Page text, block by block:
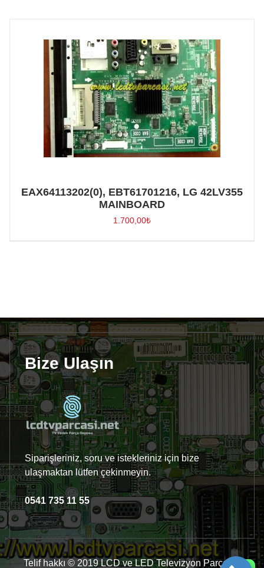
EAX64113202(0), EBT61701216, LG 42LV355
MAINBOARD
1.700,00₺
Bize Ulaşın
Siparişleriniz, soru ve istekleriniz için bize
ulaşmaktan lütfen çekinmeyin.
0541 735 11 55
Telif hakkı © 2019 LCD ve LED Televizyon Parçaları